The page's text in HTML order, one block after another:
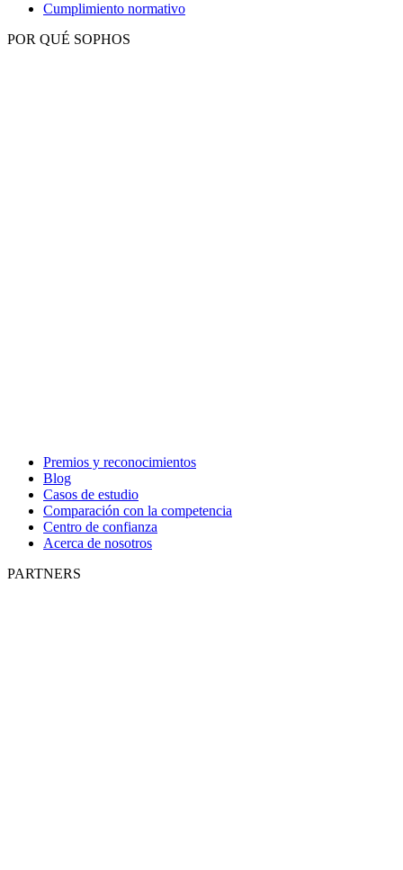
Cumplimiento normativo
POR QUÉ SOPHOS
Premios y reconocimientos
Blog
Casos de estudio
Comparación con la competencia
Centro de confianza
Acerca de nosotros
PARTNERS